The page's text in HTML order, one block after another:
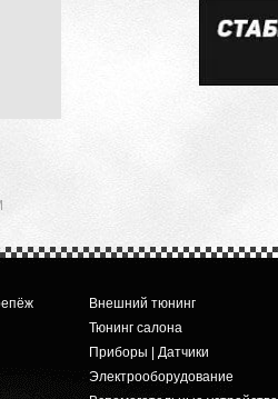
Внешний тюнинг
Тюнинг салона
Приборы | Датчики
Электрооборудование